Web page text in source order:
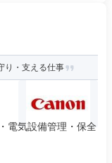
り・支える仕事
電気設備管理・保全